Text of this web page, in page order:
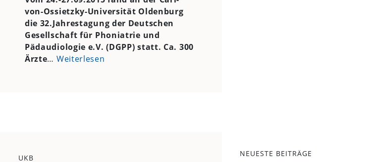
von-Ossietzky-Universität Oldenburg
die 32.Jahrestagung der Deutschen
Gesellschaft für Phoniatrie und
Pädaudiologie e.V. (DGPP) statt. Ca. 300
Ärzte… Weiterlesen
UKB NEUESTE BEITRÄGE